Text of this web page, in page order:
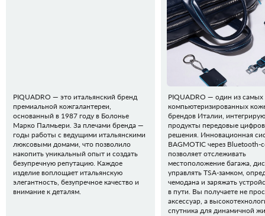
PIQUADRO — это итальянский бренд
премиальной кожгалантереи,
основанный в 1987 году в Болонье
Марко Палмьери. За плечами бренда —
годы работы с ведущими итальянскими
люксовыми домами, что позволило
накопить уникальный опыт и создать
безупречную репутацию. Каждое
изделие воплощает итальянскую
элегантность, безупречное качество и
внимание к деталям.
PIQUADRO — один из самых
компьютеризированных
брендов Италии,
продукты передовые
решения. Инновационная
BAGMOTIC через Bluetooth-
позволяет отслеживать
местоположение багажа,
управлять TSA-замком,
чемодана и заряжать
в пути. Вы получаете не
аксессуар, а
спутника для динамичной